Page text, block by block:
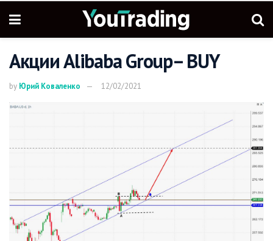
Акции Alibaba Group– BUY
by Юрий Коваленко 12/02/2021